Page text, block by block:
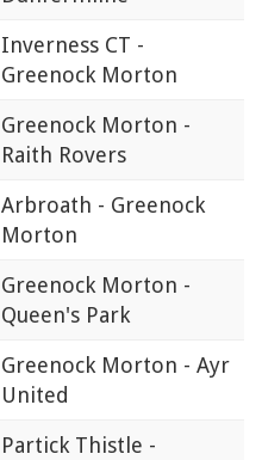
Inverness CT -
Greenock Morton
Greenock Morton -
Raith Rovers
Arbroath - Greenock
Morton
Greenock Morton -
Queen's Park
Greenock Morton - Ayr
United
Partick Thistle -